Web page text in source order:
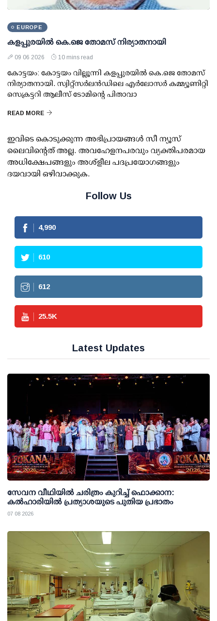
EUROPE
കളപ്പുരയില്‍ കെ.ജെ തോമസ് നിര്യാതനായി
09 06 2026 10 mins read
കോട്ടയം: കോട്ടയം വില്ലൂന്നി കളപ്പുരയില്‍ കെ.ജെ തോമസ്
നിര്യാതനായി. സ്വിറ്റ്‌സര്‍ലന്‍ഡിലെ എര്‍ലോസര്‍ കമ്മ്യൂണിറ്റി
സെക്രട്ടറി ആലീസ് ടോമിന്റെ പിതാവാ
READ MORE
ഇവിടെ കൊടുക്കുന്ന അഭിപ്രായങ്ങള്‍ സീ ന്യൂസ്
ലൈവിന്റെത് അല്ല. അവഹേളനപരവും വ്യക്തിപരമായ
അധിക്ഷേപങ്ങളും അശ്‌ളീല പദപ്രയോഗങ്ങളും
ദയവായി ഒഴിവാക്കുക.
Follow Us
4,990
610
612
25.5K
Latest Updates
സേവന വീഥിയില്‍ ചരിത്രം കുറിച്ച് ഫൊക്കാന:
കല്‍ഹാരിയില്‍ പ്രത്യാശയുടെ പുതിയ പ്രഭാതം
07 08 2026